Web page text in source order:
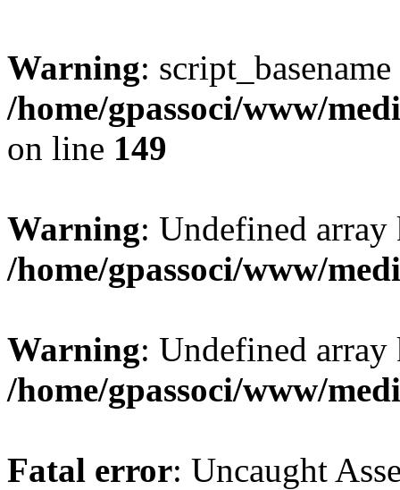
Warning:
/home/gpassoci/www/
on line 149
Warning: Undefined
/home/gpassoci/www/
Warning: Undefined
/home/gpassoci/www/
Fatal error: Uncaught